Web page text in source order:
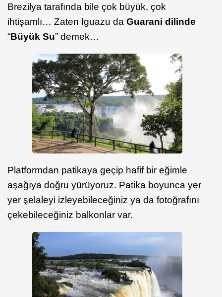
Brezilya tarafında bile çok büyük, çok
ihtişamlı… Zaten Iguazu da Guarani dilinde
“Büyük Su” demek…
Platformdan patikaya geçip hafif bir eğimle
aşağıya doğru yürüyoruz. Patika boyunca yer
yer şelaleyi izleyebileceğiniz ya da fotoğrafını
çekebileceğiniz balkonlar var.